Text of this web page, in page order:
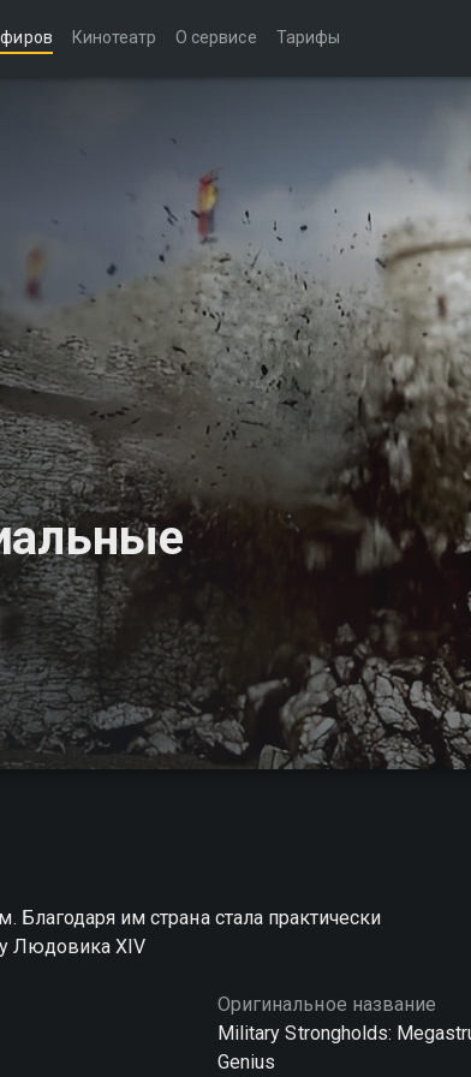
Кинотеатр О сервисе Тарифы
им страна стала практически
Людовика XIV
Оригинальное название
Military Strongholds:
Genius